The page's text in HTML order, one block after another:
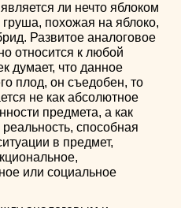
ли нечто яблоком
похожая на яблоко,
Развитое аналоговое
относится к любой
думает, что данное
плод, он съедобен, то
не как абсолютное
предмета, а как
способная
в предмет,
или социальное